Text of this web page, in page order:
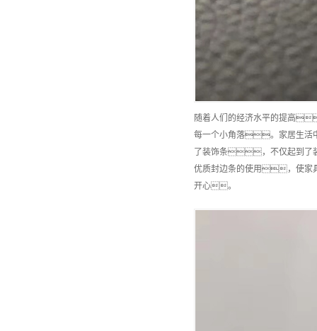
随着人们的经济水平的提高
每一个小角落。家居生
了装饰条，不仅起到
优质封边条的使用，使家
开心。